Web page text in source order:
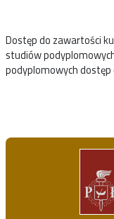
Dostęp do zawartości
studiów
podyplomowych